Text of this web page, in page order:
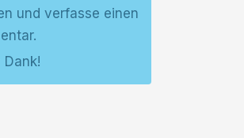
und verfasse einen
Dank!